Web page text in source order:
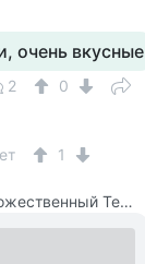
очень вкусные
2
0
1
Камикадзе-Божественный Теплый Ветерок